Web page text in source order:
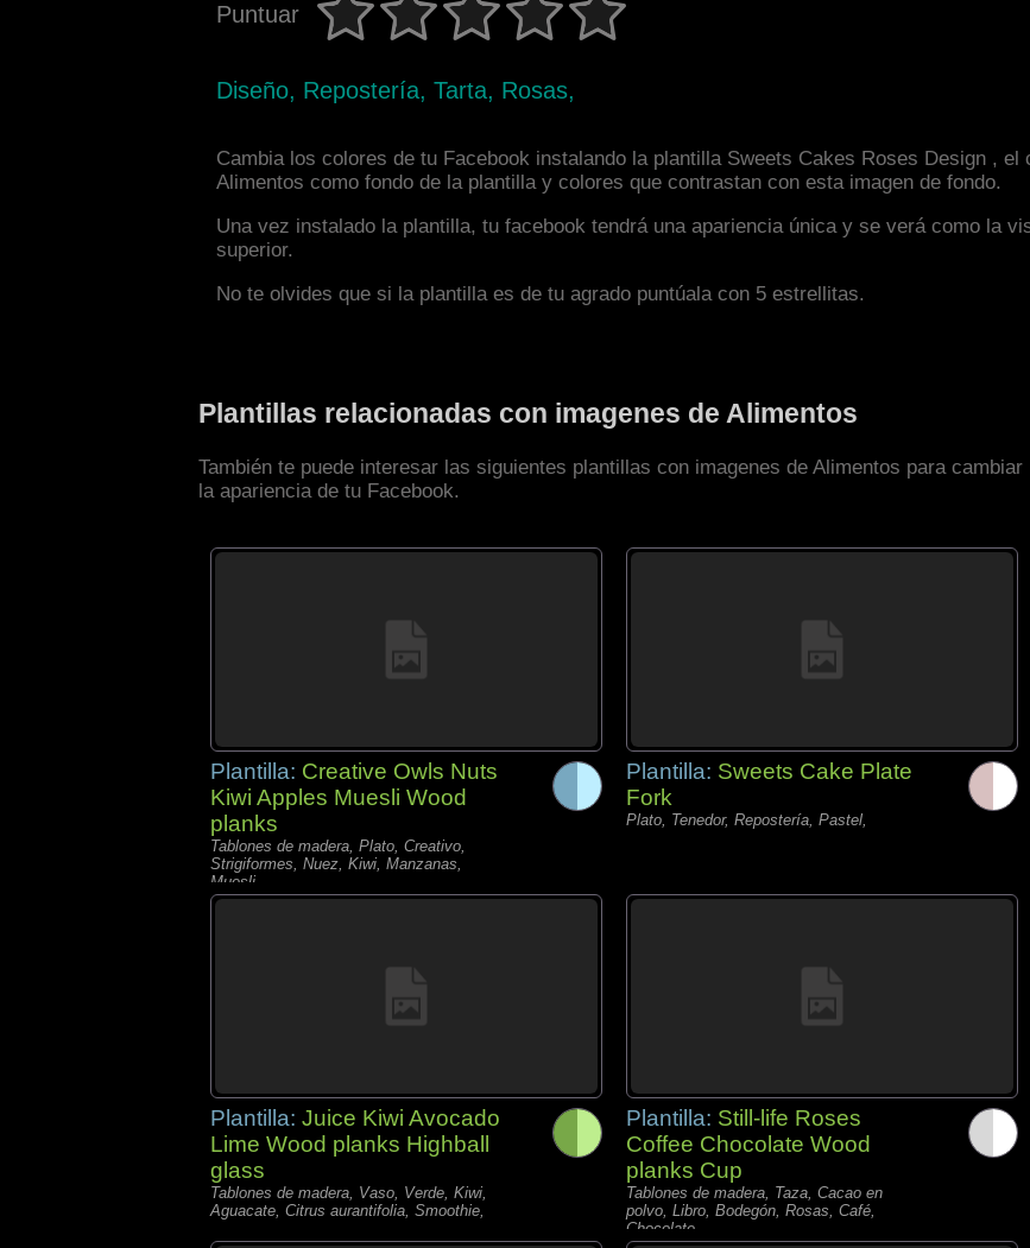
Puntuar
Diseño, Repostería, Tarta, Rosas,
Cambia los colores de tu Facebook instalando la plantilla Sweets Cakes Roses Design , el
Alimentos como fondo de la plantilla y colores que contrastan con esta imagen de fondo.
Una vez instalado la plantilla, tu facebook tendrá una apariencia única y se verá como la
superior.
No te olvides que si la plantilla es de tu agrado puntúala con 5 estrellitas.
Plantillas relacionadas con imagenes de Alimentos
También te puede interesar las siguientes plantillas con imagenes de Alimentos para cambiar
la apariencia de tu Facebook.
Plantilla: Creative Owls Nuts
Kiwi Apples Muesli Wood
planks
Tablones de madera, Plato, Creativo,
Strigiformes, Nuez, Kiwi, Manzanas,
Muesli,
Plantilla: Sweets Cake Plate
Fork
Plato, Tenedor, Repostería, Pastel,
Plantilla: Juice Kiwi Avocado
Lime Wood planks Highball
glass
Tablones de madera, Vaso, Verde, Kiwi,
Aguacate, Citrus aurantifolia, Smoothie,
Plantilla: Still-life Roses
Coffee Chocolate Wood
planks Cup
Tablones de madera, Taza, Cacao en
polvo, Libro, Bodegón, Rosas, Café,
Chocolate,